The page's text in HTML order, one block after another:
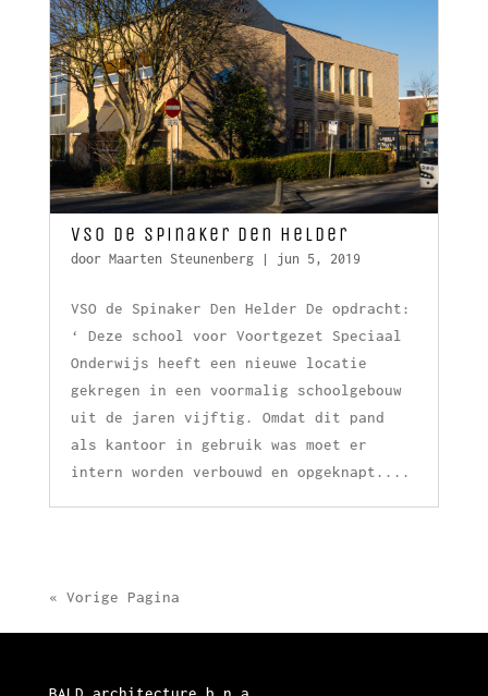
VSO de Spinaker Den Helder
door Maarten Steunenberg| jun 5, 2019
VSO de Spinaker Den Helder De opdracht:
‘ Deze school voor Voortgezet Speciaal
Onderwijs heeft een nieuwe locatie
gekregen in een voormalig schoolgebouw
uit de jaren vijftig. Omdat dit pand
als kantoor in gebruik was moet er
intern worden verbouwd en opgeknapt....
« Vorige Pagina